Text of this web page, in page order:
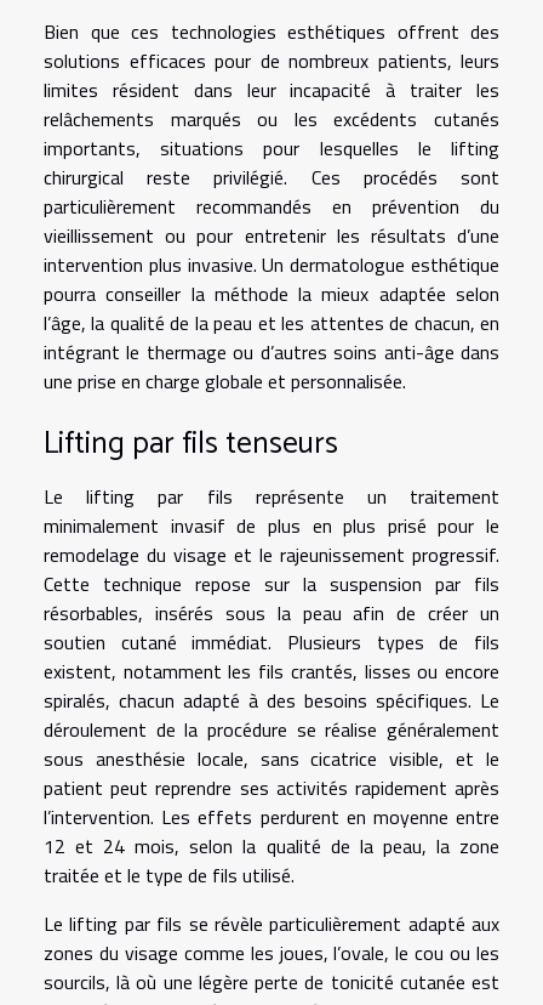
Bien que ces technologies esthétiques offrent des
solutions efficaces pour de nombreux patients, leurs
limites résident dans leur incapacité à traiter les
relâchements marqués ou les excédents cutanés
importants, situations pour lesquelles le lifting
chirurgical reste privilégié. Ces procédés sont
particulièrement recommandés en prévention du
vieillissement ou pour entretenir les résultats d’une
intervention plus invasive. Un dermatologue esthétique
pourra conseiller la méthode la mieux adaptée selon
l’âge, la qualité de la peau et les attentes de chacun, en
intégrant le thermage ou d’autres soins anti-âge dans
une prise en charge globale et personnalisée.
Lifting par fils tenseurs
Le lifting par fils représente un traitement
minimalement invasif de plus en plus prisé pour le
remodelage du visage et le rajeunissement progressif.
Cette technique repose sur la suspension par fils
résorbables, insérés sous la peau afin de créer un
soutien cutané immédiat. Plusieurs types de fils
existent, notamment les fils crantés, lisses ou encore
spiralés, chacun adapté à des besoins spécifiques. Le
déroulement de la procédure se réalise généralement
sous anesthésie locale, sans cicatrice visible, et le
patient peut reprendre ses activités rapidement après
l’intervention. Les effets perdurent en moyenne entre
12 et 24 mois, selon la qualité de la peau, la zone
traitée et le type de fils utilisé.
Le lifting par fils se révèle particulièrement adapté aux
zones du visage comme les joues, l’ovale, le cou ou les
sourcils, là où une légère perte de tonicité cutanée est